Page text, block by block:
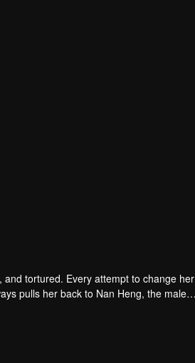
tortured. Every attempt to change her
pulls her back to Nan Heng, the male
of daily life—depicting the struggle of